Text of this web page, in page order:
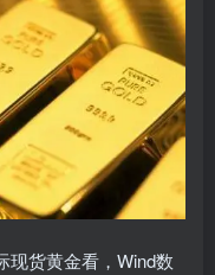
现货黄金看，Wind数